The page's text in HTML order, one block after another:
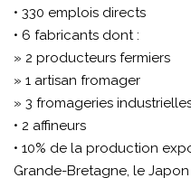
• 330 emplois directs
• 6 fabricants dont :
» 2 producteurs fermiers
» 1 artisan fromager
» 3 fromageries
• 2 affineurs
• 10% de la production
Grande-Bretagne, le Japon